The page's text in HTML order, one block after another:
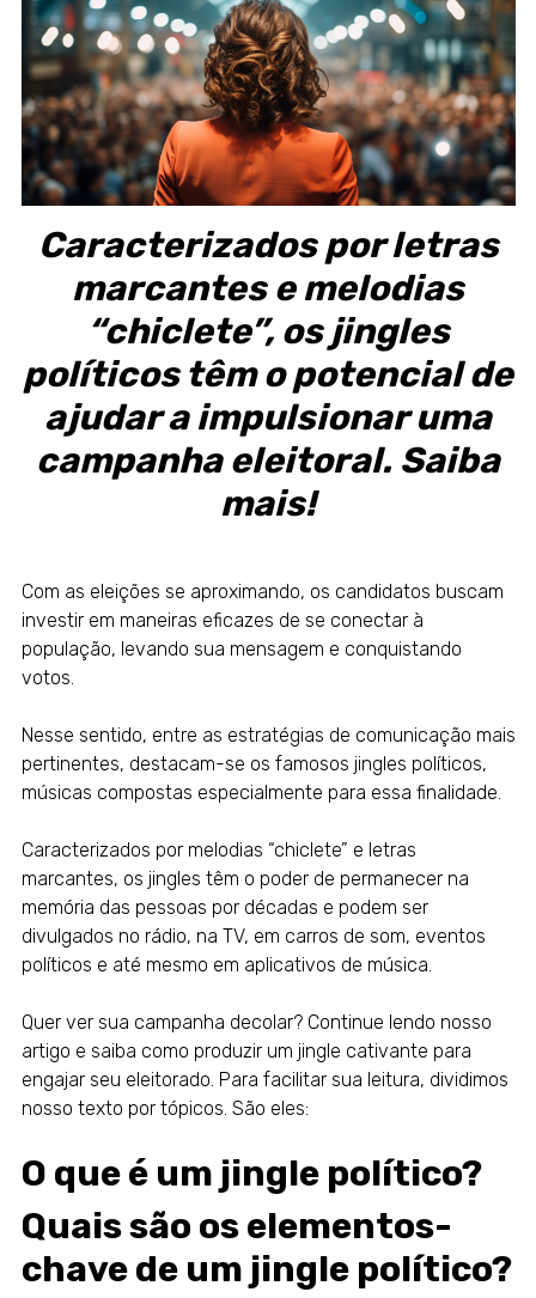
Caracterizados por letras
marcantes e melodias
“chiclete”, os jingles
políticos têm o potencial de
ajudar a impulsionar uma
campanha eleitoral. Saiba
mais!
Com as eleições se aproximando, os candidatos buscam
investir em maneiras eficazes de se conectar à
população, levando sua mensagem e conquistando
votos.
Nesse sentido, entre as estratégias de comunicação mais
pertinentes, destacam-se os famosos jingles políticos,
músicas compostas especialmente para essa finalidade.
Caracterizados por melodias “chiclete” e letras
marcantes, os jingles têm o poder de permanecer na
memória das pessoas por décadas e podem ser
divulgados no rádio, na TV, em carros de som, eventos
políticos e até mesmo em aplicativos de música.
Quer ver sua campanha decolar? Continue lendo nosso
artigo e saiba como produzir um jingle cativante para
engajar seu eleitorado. Para facilitar sua leitura, dividimos
nosso texto por tópicos. São eles:
O que é um jingle político?
Quais são os elementos-
chave de um jingle político?